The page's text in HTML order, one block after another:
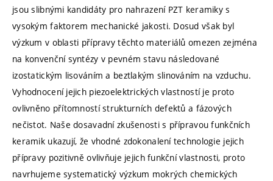
jsou slibnými kandidáty pro nahrazení PZT keramiky s
vysokým faktorem mechanické jakosti. Dosud však byl
výzkum v oblasti přípravy těchto materiálů omezen zejména
na konvenční syntézy v pevném stavu následované
izostatickým lisováním a beztlakým slinováním na vzduchu.
Vyhodnocení jejich piezoelektrických vlastností je proto
ovlivněno přítomností strukturních defektů a fázových
nečistot. Naše dosavadní zkušenosti s přípravou funkčních
keramik ukazují, že vhodné zdokonalení technologie jejich
přípravy pozitivně ovlivňuje jejich funkční vlastnosti, proto
navrhujeme systematický výzkum mokrých chemických